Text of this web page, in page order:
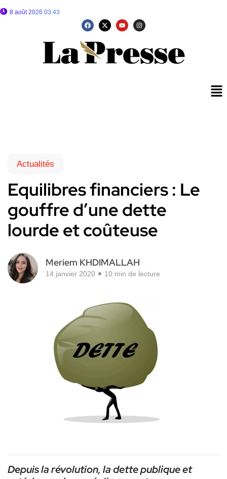
8 août 2026 03:43
Actualités
Equilibres financiers : Le
gouffre d’une dette
lourde et coûteuse
Meriem KHDIMALLAH
14 janvier 2020 10 min de lecture
Depuis la révolution, la dette publique et